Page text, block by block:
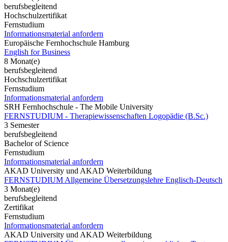
berufsbegleitend
Hochschulzertifikat
Fernstudium
Informationsmaterial anfordern
Europäische Fernhochschule Hamburg
English for Business
8 Monat(e)
berufsbegleitend
Hochschulzertifikat
Fernstudium
Informationsmaterial anfordern
SRH Fernhochschule - The Mobile University
FERNSTUDIUM - Therapiewissenschaften Logopädie (B.Sc.)
3 Semester
berufsbegleitend
Bachelor of Science
Fernstudium
Informationsmaterial anfordern
AKAD University und AKAD Weiterbildung
FERNSTUDIUM Allgemeine Übersetzungslehre Englisch-Deutsch
3 Monat(e)
berufsbegleitend
Zertifikat
Fernstudium
Informationsmaterial anfordern
AKAD University und AKAD Weiterbildung